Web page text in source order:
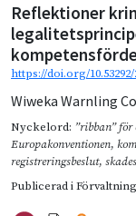
Reflektioner
https://doi.org/10.53292/
Wiweka Warnling
Nyckelord: ”ribban”
Europakonventionen,
registreringsbeslut,
Publicerad i